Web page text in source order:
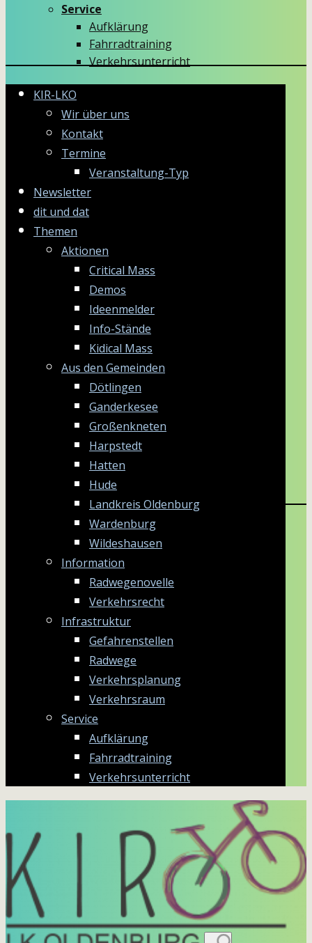
Service
Aufklärung
Fahrradtraining
Verkehrsunterricht
KIR-LKO
Wir über uns
Kontakt
Termine
Veranstaltung-Typ
Newsletter
dit und dat
Themen
Aktionen
Critical Mass
Demos
Ideenmelder
Info-Stände
Kidical Mass
Aus den Gemeinden
Dötlingen
Ganderkesee
Großenkneten
Harpstedt
Hatten
Hude
Landkreis Oldenburg
Wardenburg
Wildeshausen
Information
Radwegenovelle
Verkehrsrecht
Infrastruktur
Gefahrenstellen
Radwege
Verkehrsplanung
Verkehrsraum
Service
Aufklärung
Fahrradtraining
Verkehrsunterricht